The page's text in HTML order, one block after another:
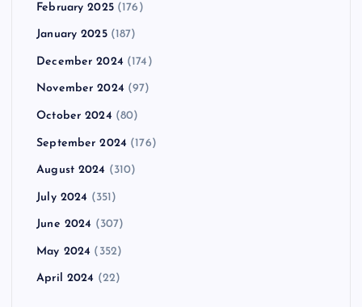
February 2025(176)
January 2025(187)
December 2024 (174)
November 2024 (97)
October 2024 (80)
September 2024 (176)
August 2024 (310)
July 2024 (351)
June 2024 (307)
May 2024 (352)
April 2024 (22)